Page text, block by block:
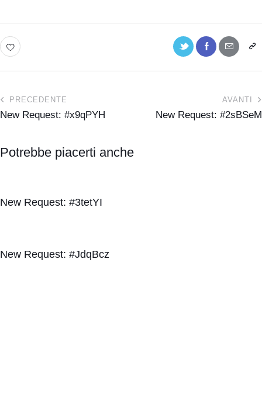
PRECEDENTE
New Request: #x9qPYH
AVANTI
New Request: #2sBSeM
Potrebbe piacerti anche
New Request: #3tetYI
New Request: #JdqBcz